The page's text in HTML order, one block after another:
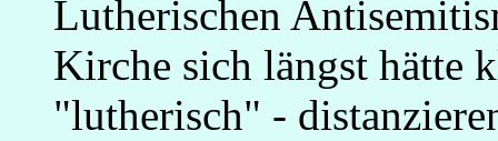
Lutherischen
Kirche sich längst hätte
"lutherisch" -